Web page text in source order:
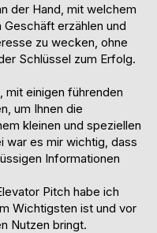
der Hand, mit welchem
erzählen und
zu wecken, ohne
Schlüssel zum Erfolg.
mit einigen führenden
um Ihnen die
kleinen und speziellen
war es mir wichtig, dass
Informationen
Pitch habe ich
Wichtigsten ist und vor
Nutzen bringt.